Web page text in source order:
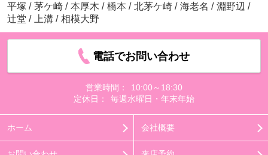
平塚 / 茅ケ崎 / 本厚木 / 橋本 / 北茅ケ崎 / 海老名 / 淵野辺 /
辻堂 / 上溝 / 相模大野
電話でお問い合わせ
営業時間：
10:00～18:30
定休日：
毎週水曜日・年末年始
ホーム 会社概要